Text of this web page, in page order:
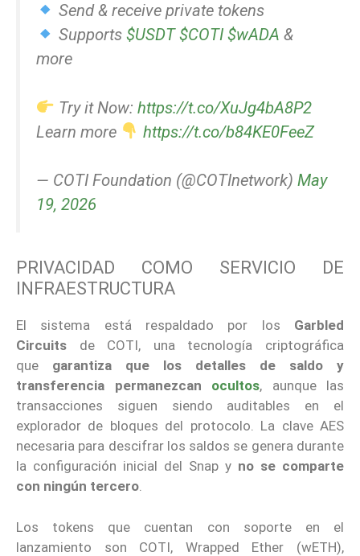
Send & receive private tokens
Supports$USDT $COTI $wADA &
more
Try it Now:https://t.co/XuJg4bA8P2
Learn more
https://t.co/b84KE0FeeZ
— COTI Foundation (@COTInetwork) May
19, 2026
PRIVACIDAD COMO SERVICIO DE
INFRAESTRUCTURA
El sistema está respaldado por los Garbled
Circuits de COTI, una tecnología criptográfica
que garantiza que los detalles de saldo y
transferencia permanezcan ocultos, aunque las
transacciones siguen siendo auditables en el
explorador de bloques del protocolo. La clave AES
necesaria para descifrar los saldos se genera durante
la configuración inicial del Snap y no se comparte
con ningún tercero.
Los tokens que cuentan con soporte en el
lanzamiento son COTI, Wrapped Ether (wETH),